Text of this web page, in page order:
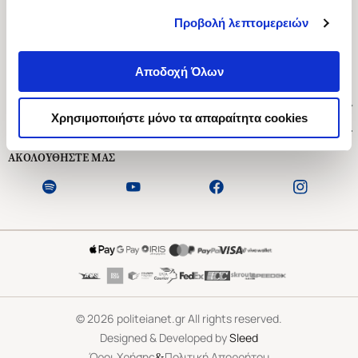
Προβολή λεπτομερειών
Αποδοχή Όλων
Χρησιμοποιήστε μόνο τα απαραίτητα cookies
Ασκληπιού 1-3, Αθήνα 106 79
Δευτέρα - Παρασκευή 09:00-21:00
Εξυπηρέτηση Πελατών
ΑΚΟΛΟΥΘΗΣΤΕ ΜΑΣ
©2026 politeianet.gr All rights reserved.
Designed & Developed bySleed